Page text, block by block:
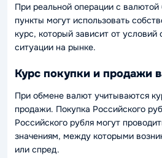
При реальной операции с
пункты могут использовать
курс, который зависит от
ситуации на рынке.
Курс покупки и продажи
При обмене валют учитываются
продажи. Покупка Российского
Российского рубля могут
значениям, между которыми
или спред.